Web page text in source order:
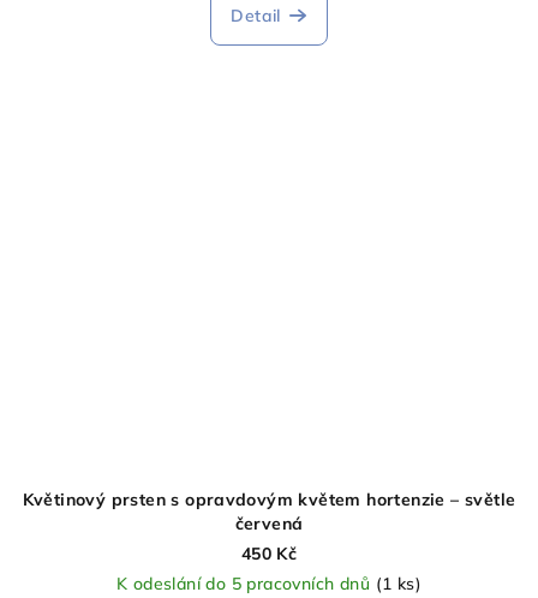
Detail
Květinový prsten s opravdovým květem hortenzie – světle
červená
450 Kč
K odeslání do 5 pracovních dnů (1 ks)